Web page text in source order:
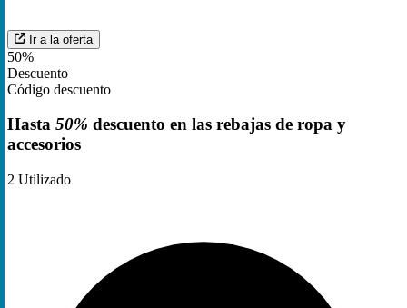
Ir a la oferta
50%
Descuento
Código descuento
Hasta 50% descuento en las rebajas de ropa y
accesorios
2 Utilizado